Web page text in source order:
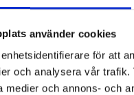
använder cookies
för att
och analysera vår
medier och annons- och